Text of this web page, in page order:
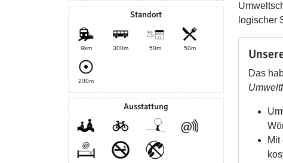
Standort
9km 300m 50m 50m
200m
Ausstattung
logischer
Das